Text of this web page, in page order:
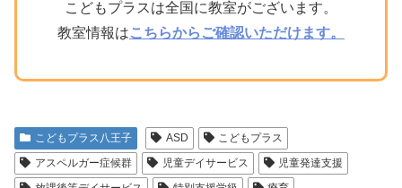
こどもプラスは全国に教室がございます。
教室情報はこちらからご確認いただけます。
こどもプラス八王子 ASD
こどもプラス
アスペルガー症候群
児童デイサービス
児童発達支援